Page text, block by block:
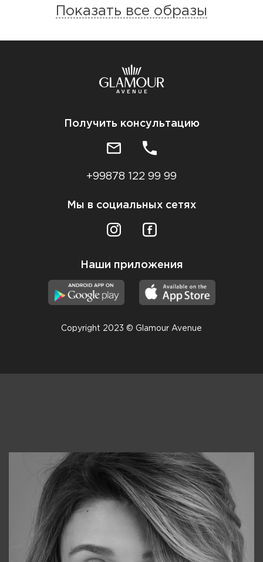
Показать все образы
Получить консультацию
+99878 122 99 99
Мы в социальных сетях
Наши приложения
Copyright 2023 © Glamour Avenue